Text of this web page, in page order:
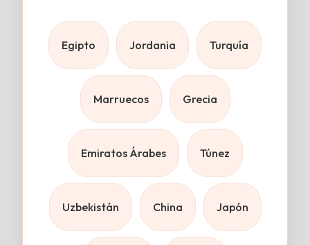
Egipto Jordania Turquía
Marruecos Grecia
Emiratos Árabes Túnez
Uzbekistán China Japón